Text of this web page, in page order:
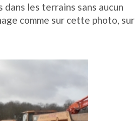
les terrains sans aucun
comme sur cette photo, sur